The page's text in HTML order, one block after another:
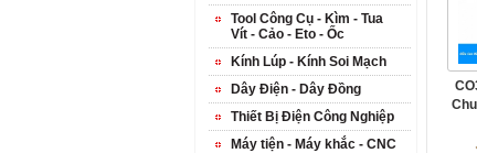
Tool Công Cụ - Kìm - Tua
Vít - Cảo - Eto - Ốc
Kính Lúp - Kính Soi Mạch
Dây Điện - Dây Đồng
Thiết Bị Điện Công Nghiệp
Máy tiện - Máy khắc - CNC